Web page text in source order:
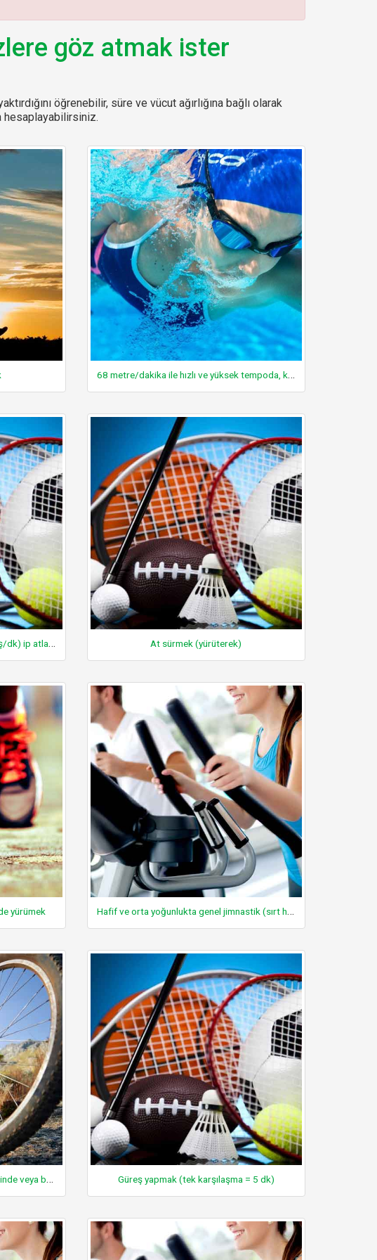
göz atmak ister
öğrenebilir, süre ve vücut ağırlığına bağlı olarak
hesaplayabilirsiniz.
68 metre/dakika ile hızlı ve yüksek tempoda, krol stilinde yüzmek
Yüksek tempoda (120-160 zıplayış/dk) ip atlamak At sürmek (yürüterek)
yürümek Hafif ve orta yoğunlukta genel jimnastik (sırt hareketleri vb.) egzersizleri yapmak
Dağ bisikleti ile yarış/yarışma dahilinde veya benzeri rekabet ortamında bisiklet sürmek Güreş yapmak (tek karşılaşma = 5 dk)